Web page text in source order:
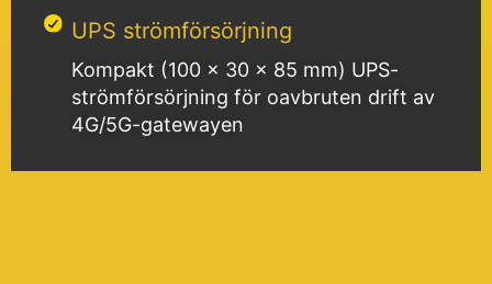
UPS strömförsörjning
Kompakt (100 x 30 x 85 mm) UPS-
strömförsörjning för oavbruten drift av
4G/5G-gatewayen